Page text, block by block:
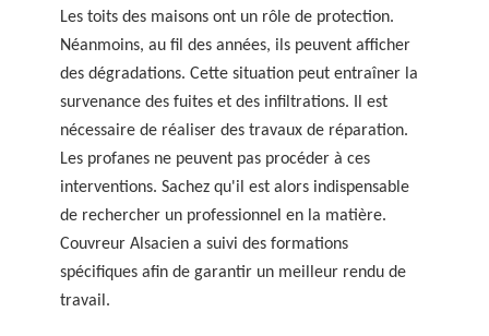
Les toits des maisons ont un rôle de protection.
Néanmoins, au fil des années, ils peuvent afficher
des dégradations. Cette situation peut entraîner la
survenance des fuites et des infiltrations. Il est
nécessaire de réaliser des travaux de réparation.
Les profanes ne peuvent pas procéder à ces
interventions. Sachez qu'il est alors indispensable
de rechercher un professionnel en la matière.
Couvreur Alsacien a suivi des formations
spécifiques afin de garantir un meilleur rendu de
travail.